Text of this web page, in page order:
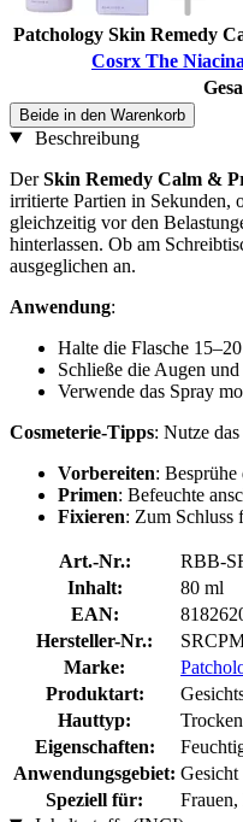
Patchology Skin Remedy
Cosrx The
Beide in den Warenkorb
Beschreibung
DerSkin Remedy Calm &
irritierte Partien in Sekunden,
gleichzeitig vor den
hinterlassen. Ob am
ausgeglichen an.
Anwendung:
Halte die Flasche
Schließe die Augen
Verwende das Spray
Cosmeterie-Tipps: Nutze
Vorbereiten:
Primen: Befeuchte
Fixieren: Zum Schluss
Art.-Nr.:
RBB-
Inhalt:
80 ml
EAN:
Hersteller-Nr.:
Marke:
Produktart:
Hauttyp:
Eigenschaften:
Anwendungsgebiet: Gesicht
Speziell für: